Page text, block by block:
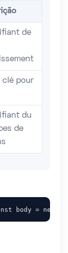
de
clé pour
du
de
body =